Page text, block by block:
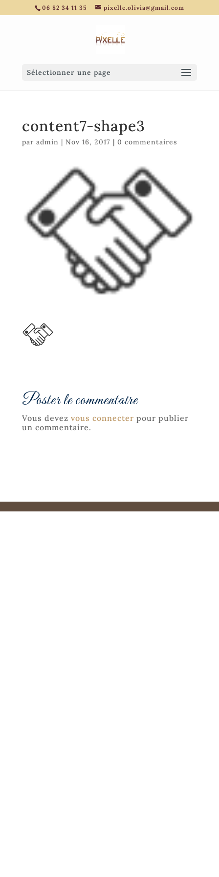
06 82 34 11 35 pixelle.olivia@gmail.com
Sélectionner une page
content7-shape3
par admin | Nov 16, 2017 | 0 commentaires
Poster le commentaire
Vous devez vous connecter pour publier
un commentaire.